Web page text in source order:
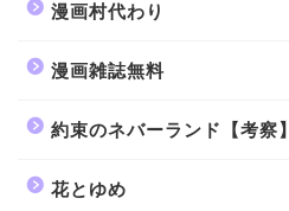
漫画村代わり
漫画雑誌無料
約束のネバーランド【考察】
花とゆめ